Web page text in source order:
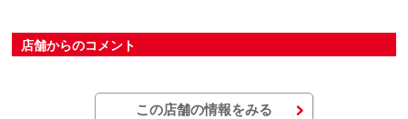
店舗からのコメント
この店舗の情報をみる